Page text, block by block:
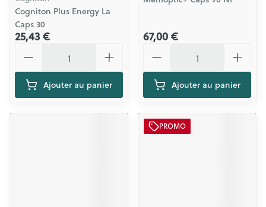
Cogniton Plus Energy La
Caps 30
25,43 €
Ajouter au panier
67,00 €
Ajouter au panier
PROMO